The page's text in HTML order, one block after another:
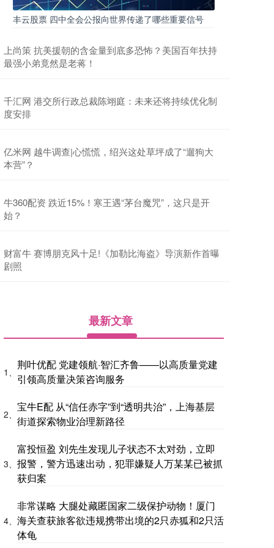
丰云股票 四中全会公报向世界传递了哪些重要信号
上尚策 抗美援朝的含金量到底多恐怖？美国百年扶持
最强小弟竟然是老蒋！
千汇网 港交所行政总裁陈翊庭：未来还将持续优化制
度安排
亿米网 越牛调查|心慌慌，绍兴这处草坪成了“遛狗大
本营”？
牛360配资 跌近15%！寒王遇“茅台魔咒”，这只是开
始？
财富牛 赛博朋克风十足!《加勒比海盗》导演新作首曝
剧照
最新文章
1、
荆叶优配 党建领航·智汇齐鲁——以高质量党建
引领高质量决策咨询服务
2、
宝牛E配 从“信任赤字”到“透明共治”，上海基层
街道探索物业治理新路径
3、
富投恒盈 刘先生发现儿子状态不太对劲，立即
报警，警方迅速出动，犯罪嫌疑人万某某已被抓
获归案
4、
非常谋略 大腿处藏匿国家二级保护动物！厦门
海关查获旅客欲违规携带出境的2只赤狐和2只活
体龟